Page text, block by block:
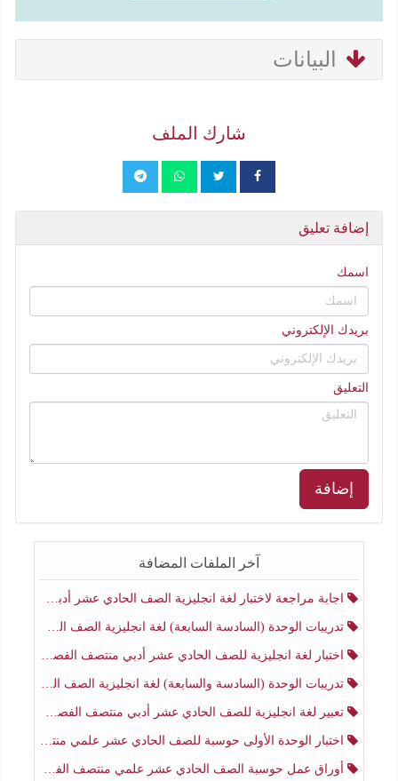
البيانات
شارك الملف
إضافة تعليق
اسمك
بريدك الإلكتروني
التعليق
إضافة
آخر الملفات المضافة
اجابة مراجعة لاختبار لغة انجليزية الصف الحادي عشر أدبي منتصف الفصل الثاني
تدريبات الوحدة (السادسة السابعة) لغة انجليزية الصف الحادي عشر أدبي منتصف الفصل الثاني
اختبار لغة انجليزية للصف الحادي عشر أدبي منتصف الفصل الثاني
تدريبات الوحدة (السادسة والسابعة) لغة انجليزية الصف الحادي عشر أدبي الفصل الثاني
تعبير لغة انجليزية للصف الحادي عشر أدبي منتصف الفصل الثاني
اختبار الوحدة الأولى حوسبة للصف الحادي عشر علمي منتصف الفصل الثاني
أوراق عمل حوسبة الصف الحادي عشر علمي منتصف الفصل الثاني